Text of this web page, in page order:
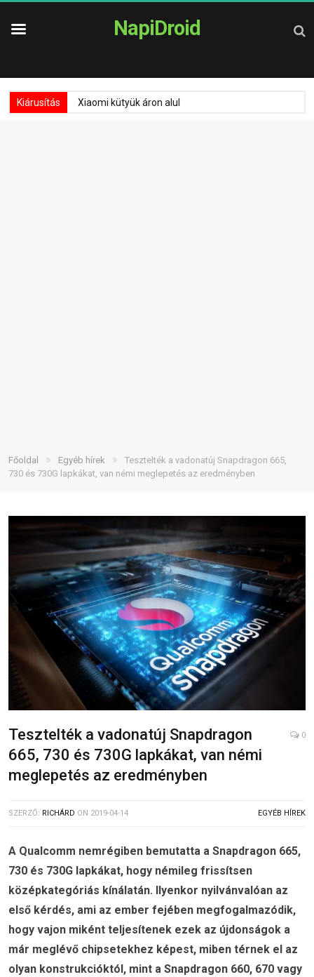
NapiDroid
Kiárusítás Xiaomi kütyük áron alul
Főoldal » Egyéb hírek »
Tesztelték a vadonatúj Snapdragon 665,
730 és 730G lapkákat, van némi meglepetés az eredményben
Tesztelték a vadonatúj Snapdragon
665, 730 és 730G lapkákat, van némi
meglepetés az eredményben
0
SZERZŐ: RICHÁRD ON 2019-04-14 EGYÉB HÍREK
A Qualcomm nemrégiben bemutatta a Snapdragon 665,
730 és 730G lapkákat, hogy némileg frissítsen
középkategóriás kínálatán. Ilyenkor nyilvánvalóan az
első kérdés, ami az ember fejében megfogalmazódik,
hogy vajon miként teljesítenek ezek az újdonságok a
már meglévő chipsetekhez képest, miben térnek el az
olyan konstrukcióktól, mint a Snapdragon 660, 670 vagy